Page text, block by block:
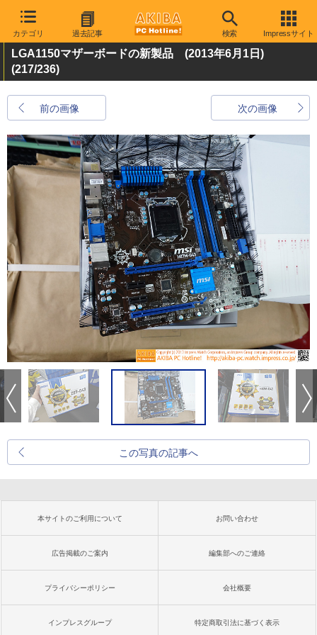
カテゴリ 過去記事 検索 Impressサイト
LGA1150マザーボードの新製品 (2013年6月1日)
(217/236)
前の画像 次の画像
この写真の記事へ
本サイトのご利用について お問い合わせ
広告掲載のご案内 編集部へのご連絡
プライバシーポリシー 会社概要
インプレスグループ 特定商取引法に基づく表示